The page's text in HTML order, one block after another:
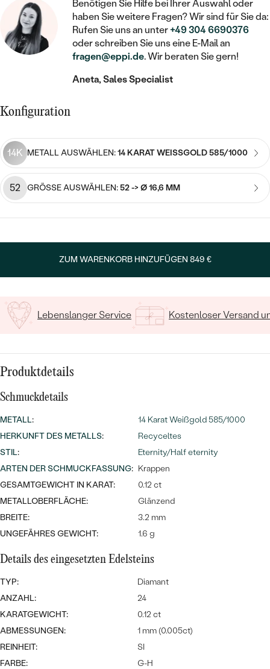
MIT FÜLLUNG
IM SET
Meistverkaufte
Eheringe
LAB GROWN DIAMANTEN ZUM
EINFASSEN
FARBIGE DIAMANTEN ZUM EINFASSEN
MIT LAB GROWN DIAMANT
MIT MOISSANIT
MIT SCHWARZEN DIAMANTEN
MIT EDELSTEIN
GOLD
PLATIN
SILBER
SCHMUCK FÜR KINDER
BROSCHEN
SCHMUCKZUBEHÖR
NACH MATERIAL
GOLD
SILBER
PLATIN
DIAMANTSCHMUCK
SCHMUCK MIT LAB GROWN
PERLENSCHMUCK
PERSONALISIERT
SYMBOLISCH
MINIMALISTISCH
NACH ANLASS
DIAMANTEN
KINDER
PIERCINGS
MIT DIAMANT
PERLENOHRRINGE
NACH PREIS
LUXURIÖSE
Meistverkaufte
Ohrrinnge
ANSEHEN
MEDAILLON
KETTEN
HERZKETTEN
MIT TIEREN
NACH EDELSTEIN
MIT DIAMANT
MIT EDELSTEIN
LUXURIÖSE
Personalisierte
Halsketten
SIEGELRINGE
PERSONALISIERT
MIT EDELSTEIN
PERLENRINGE
NACH PREIS
PREISWERTE
LUXURIÖSE
Meistverkaufte
ANSEHEN
Benötigen Sie Hilfe bei Ihrer Auswahl oder
haben Sie weitere Fragen? Wir sind für Sie da:
Rufen Sie uns an unter+49 304 6690376
oder schreiben Sie uns eine E-Mail an
fragen@eppi.de. Wir beraten Sie gern!
Aneta, Sales Specialist
Konfiguration
14K METALL AUSWÄHLEN:14 KARAT WEISSGOLD 585/1000
52 GRÖSSE AUSWÄHLEN:52 -> Ø 16,6 MM
ZUM WARENKORB HINZUFÜGEN 849 €
Lebenslanger Service Kostenloser Versand
Produktdetails
Schmuckdetails
METALL:
14 Karat Weißgold 585/1000
HERKUNFT DES METALLS:
Recyceltes
STIL:
Eternity/Half eternity
ARTEN DER SCHMUCKFASSUNG: Krappen
GESAMTGEWICHT IN KARAT:
0.12 ct
METALLOBERFLÄCHE:
Glänzend
BREITE:
3.2 mm
UNGEFÄHRES GEWICHT:
1.6 g
Details des eingesetzten Edelsteins
TYP:
Diamant
ANZAHL:
24
KARATGEWICHT:
0.12 ct
ABMESSUNGEN:
1 mm (0.005ct)
REINHEIT:
SI
FARBE:
G-H